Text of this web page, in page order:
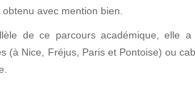
obtenu avec mention bien.
de ce parcours académique, elle
(à Nice, Fréjus, Paris et Pontoise) ou